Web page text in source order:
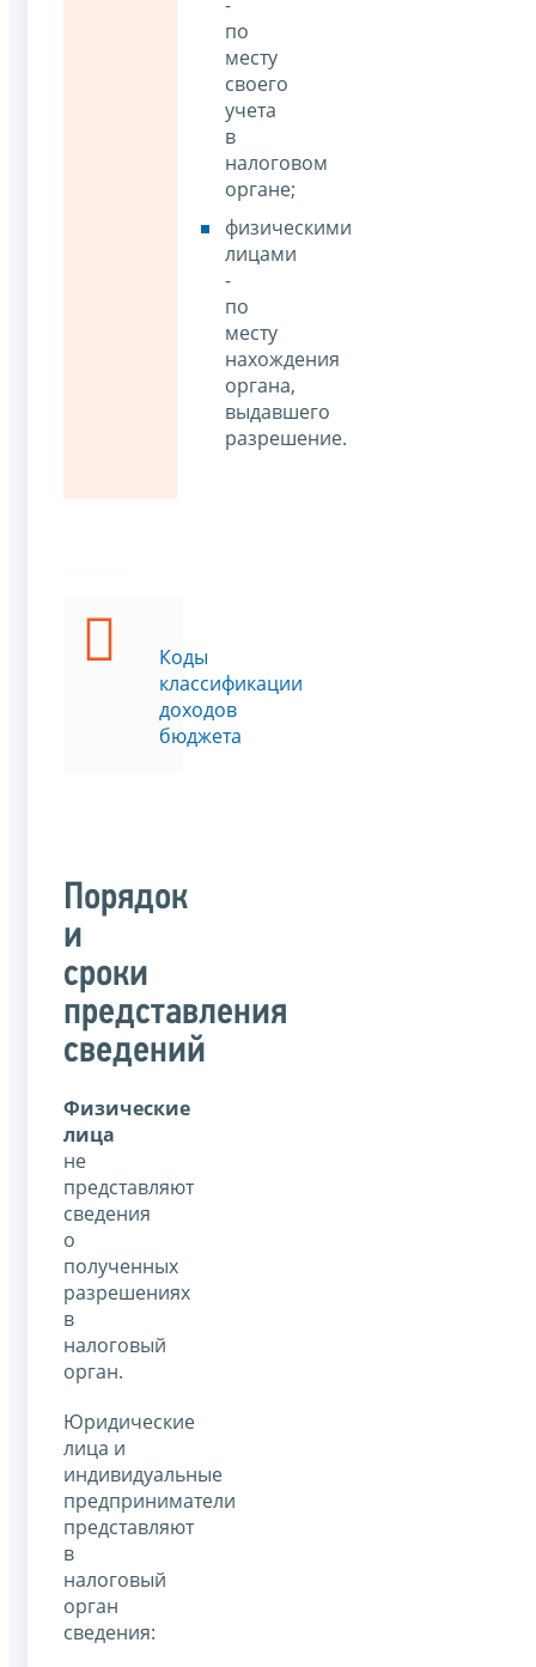
по
месту
своего
учета
в
налоговом
органе;
физическими
лицами
-
по
месту
нахождения
органа,
выдавшего
разрешение.
Коды
классификации
доходов
бюджета
Порядок
и
сроки
представления
сведений
Физические
лица
не
представляют
сведения
о
полученных
разрешениях
в
налоговый
орган.
Юридические
лица и
индивидуальные
предприниматели
представляют
в
налоговый
орган
сведения: